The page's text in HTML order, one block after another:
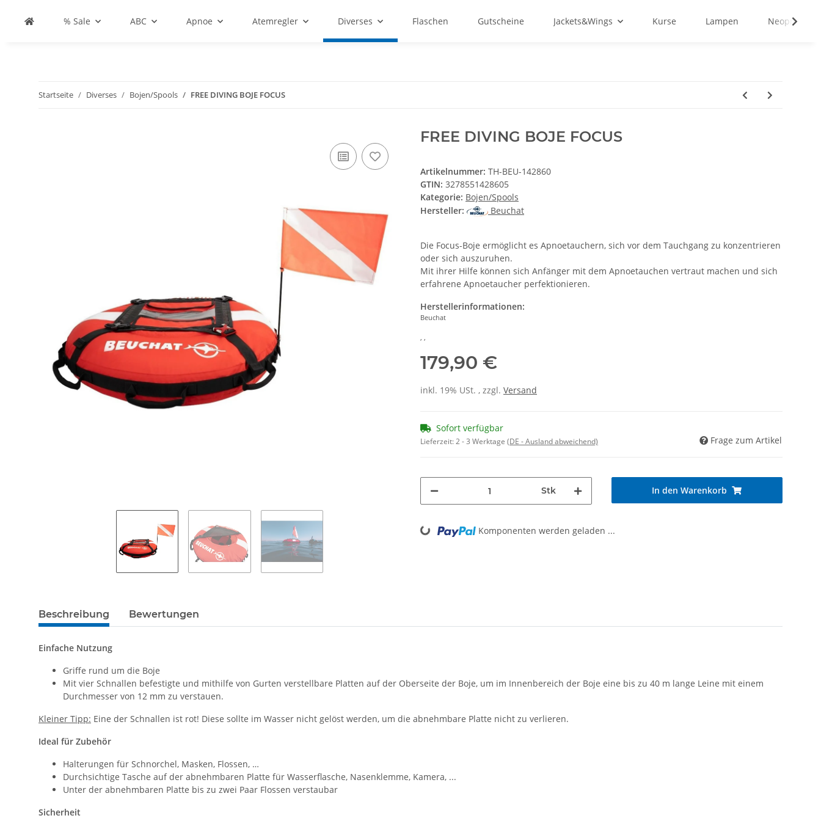
% Sale ABC Apnoe Atemregler Diverses Flaschen Gutscheine Jackets&Wings Kurse Lampen
Startseite Diverses Bojen/Spools FREE DIVING BOJE FOCUS
FREE DIVING BOJE FOCUS
Artikelnummer: TH-BEU-142860
GTIN: 3278551428605
Kategorie: Bojen/Spools
Hersteller:
Beuchat
Die Focus-Boje ermöglicht es Apnoetauchern, sich vor dem Tauchgang zu konzentrieren
oder sich auszuruhen.
Mit ihrer Hilfe können sich Anfänger mit dem Apnoetauchen vertraut machen und sich
erfahrene Apnoetaucher perfektionieren.
Herstellerinformationen:
Beuchat
, ,
179,90 €
inkl. 19% USt. , zzgl. Versand
Sofort verfügbar
Lieferzeit:2 - 3 Werktage (DE - Ausland abweichend) Frage zum Artikel
Stk In den Warenkorb
Loading... Komponenten werden geladen ...
Beschreibung Bewertungen
Einfache Nutzung
Griffe rund um die Boje
Mit vier Schnallen befestigte und mithilfe von Gurten verstellbare Platten auf der Oberseite der Boje, um im Innenbereich der Boje eine bis zu 40 m lange Leine mit einem
Durchmesser von 12 mm zu verstauen.
Kleiner Tipp: Eine der Schnallen ist rot! Diese sollte im Wasser nicht gelöst werden, um die abnehmbare Platte nicht zu verlieren.
Ideal für Zubehör
Halterungen für Schnorchel, Masken, Flossen, …
Durchsichtige Tasche auf der abnehmbaren Platte für Wasserflasche, Nasenklemme, Kamera, ...
Unter der abnehmbaren Platte bis zu zwei Paar Flossen verstaubar
Sicherheit